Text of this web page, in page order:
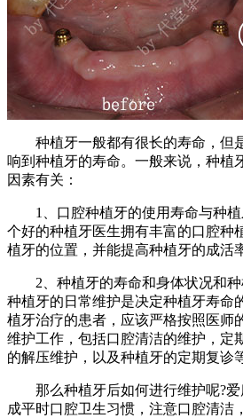
种植牙一般都有很长的寿命，但
响到种植牙的寿命。一般来说，种植
因素有关：
1、口腔种植牙的使用寿命与种植
个好的种植牙医生拥有丰富的口腔种
植牙的位置，并能提高种植牙的成活
2、种植牙的寿命和身体状况和种
种植牙的日常维护是决定种植牙寿命
植牙治疗的患者，应该严格按照医师
维护工作，包括口腔清洁的维护，定
的解压维护，以及种植牙的定期复诊
那么种植牙后如何进行维护呢?爱
成平时口腔卫生习惯，注意口腔清洁